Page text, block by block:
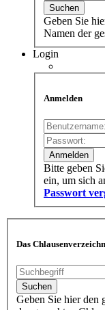
Geben Sie
Namen der
Login
Anmelden
Bitte geben
ein, um sich
Passwort
Das
Geben Sie hier den